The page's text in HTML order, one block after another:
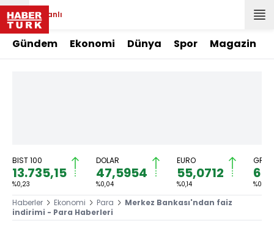
Canlı
Gündem Ekonomi Dünya Spor Magazin
BIST 100
13.735,15
%0,23
DOLAR
47,5954
%0,04
EURO
55,0712
%0,14 %0,34
Haberler Ekonomi Para
Merkez Bankası'ndan faiz
indirimi - Para Haberleri